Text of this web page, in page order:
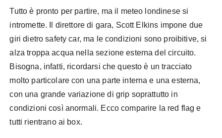
Tutto è pronto per partire, ma il meteo londinese si
intromette. Il direttore di gara, Scott Elkins impone due
giri dietro safety car, ma le condizioni sono proibitive, si
alza troppa acqua nella sezione esterna del circuito.
Bisogna, infatti, ricordarsi che questo è un tracciato
molto particolare con una parte interna e una esterna,
con una grande variazione di grip soprattutto in
condizioni così anormali. Ecco comparire la red flag e
tutti rientrano ai box.